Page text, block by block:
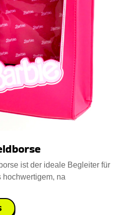
ist der ideale Begleiter für
hochwertigem, na